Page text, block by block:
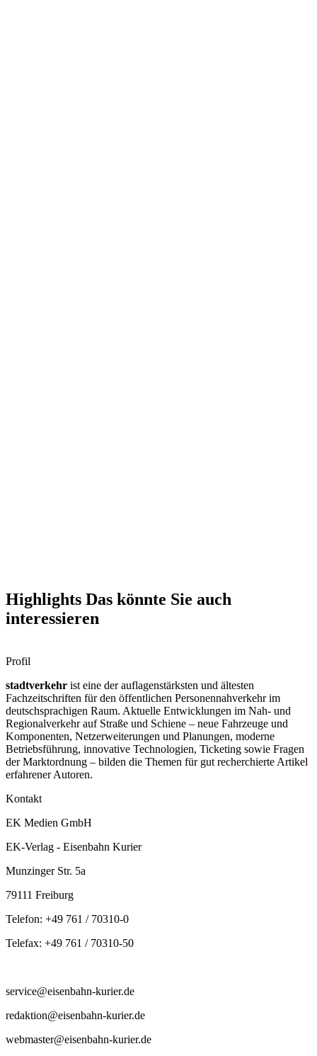
Highlights Das könnte Sie auch
interessieren
Profil
stadtverkehr ist eine der auflagenstärksten und ältesten
Fachzeitschriften für den öffentlichen Personennahverkehr im
deutschsprachigen Raum. Aktuelle Entwicklungen im Nah- und
Regionalverkehr auf Straße und Schiene – neue Fahrzeuge und
Komponenten, Netzerweiterungen und Planungen, moderne
Betriebsführung, innovative Technologien, Ticketing sowie Fragen
der Marktordnung – bilden die Themen für gut recherchierte Artikel
erfahrener Autoren.
Kontakt
EK Medien GmbH
EK-Verlag - Eisenbahn Kurier
Munzinger Str. 5a
79111 Freiburg
Telefon: +49 761 / 70310-0
Telefax: +49 761 / 70310-50
service@eisenbahn-kurier.de
redaktion@eisenbahn-kurier.de
webmaster@eisenbahn-kurier.de